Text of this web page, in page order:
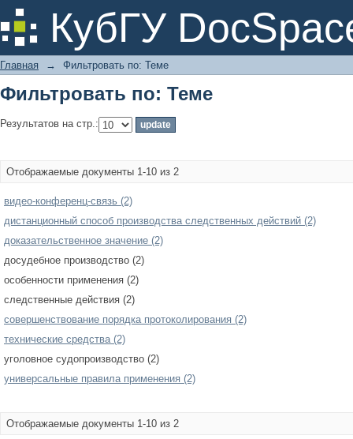
КубГУ
Фильтровать по: Теме
Главная → Фильтровать по: Теме
Фильтровать по: Теме
Результатов на стр.:
Отображаемые документы 1-10 из 2
видео-конференц-связь (2)
дистанционный способ производства следственных действий (2)
доказательственное значение (2)
досудебное производство (2)
особенности применения (2)
следственные действия (2)
совершенствование порядка протоколирования (2)
технические средства (2)
уголовное судопроизводство (2)
универсальные правила применения (2)
Отображаемые документы 1-10 из 2